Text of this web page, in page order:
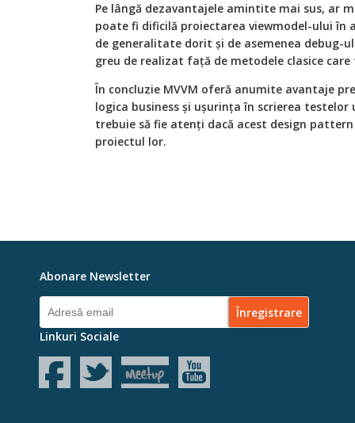
Pe lângă dezavantajele amintite mai sus, ar
poate fi dificilă proiectarea viewmodel-ului în
de generalitate dorit și de asemenea debug-
greu de realizat față de metodele clasice
În concluzie MVVM oferă anumite avantaje
logica business și ușurința în scrierea
trebuie să fie atenți dacă acest design
proiectul lor.
Abonare Newsletter
Linkuri Sociale